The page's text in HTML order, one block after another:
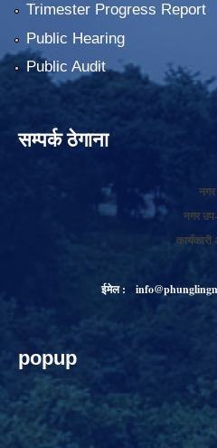
Trimester Progress Report
Public Hearing
Public Audit
सम्पर्क ठेगाना
नगर
ईमेल :
popup